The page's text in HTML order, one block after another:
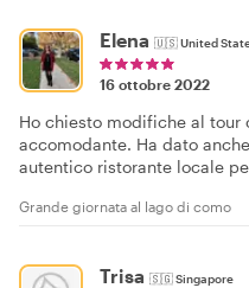
Elena 🇺🇸United
16 ottobre 2022
Ho chiesto modifiche al tour
accomodante. Ha dato
autentico ristorante locale
Grande giornata al lago di como
Trisa 🇸🇬Singapore